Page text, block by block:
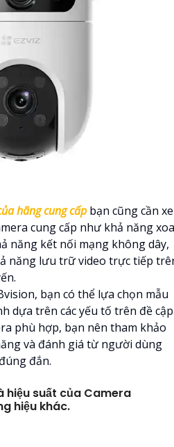
hãng cung cấp bạn cũng cần
cung cấp như khả năng
năng kết nối mạng không dây,
năng lưu trữ video trực tiếp
bạn có thể lựa chọn mẫu
dựa trên các yếu tố trên đề
phù hợp, bạn nên tham khảo
và đánh giá từ người dùng
đắn.
hiệu suất của Camera
hiệu khác.